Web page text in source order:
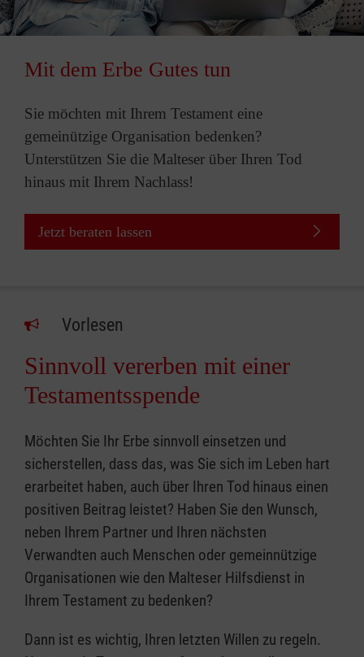
Mit dem Erbe Gutes tun
Sie möchten mit Ihrem Testament eine
gemeinützige Organisation bedenken?
Unterstützen Sie die Malteser über Ihren Tod
hinaus mit Ihrem Nachlass!
Jetzt beraten lassen
Vorlesen
Sinnvoll vererben mit einer
Testamentsspende
Möchten Sie Ihr Erbe sinnvoll einsetzen und
sicherstellen, dass das, was Sie sich im Leben hart
erarbeitet haben, auch über Ihren Tod hinaus einen
positiven Beitrag leistet? Haben Sie den Wunsch,
neben Ihrem Partner und Ihren nächsten
Verwandten auch Menschen oder gemeinnützige
Organisationen wie den Malteser Hilfsdienst in
Ihrem Testament zu bedenken?
Dann ist es wichtig, Ihren letzten Willen zu regeln.